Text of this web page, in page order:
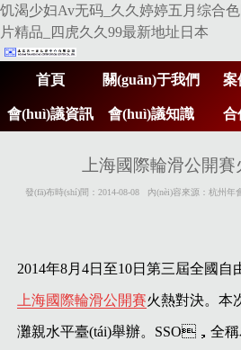
饥渴少妇Av无码_久久婷婷五月综合
片精品_四虎久久99最新地址日本
首頁 關(guān)于我們 案
會(huì)議資訊 會(huì)議知識 合
上海國際輪滑公開
發(fā)布時(shí)間：2014-08-08 內(nèi)容來源：杭州年
2014年8月4日至10日第三屆全國自
上海國際輪滑公開賽火熱對決。本
灘親水平臺(tái)舉辦。SSO，全稱